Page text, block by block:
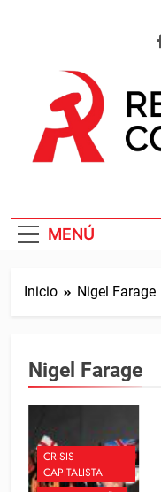
MENÚ
Inicio Nigel Farage
Nigel Farage
CRISIS
CAPITALISTA